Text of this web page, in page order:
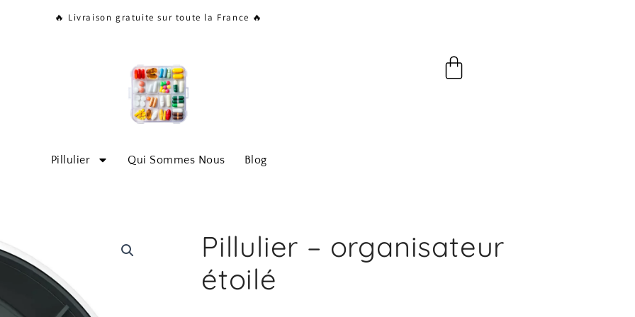
🔥 Livraison gratuite sur toute la France 🔥
Panier
Pillulier Qui Sommes Nous Blog
Pillulier – organisateur
étoilé